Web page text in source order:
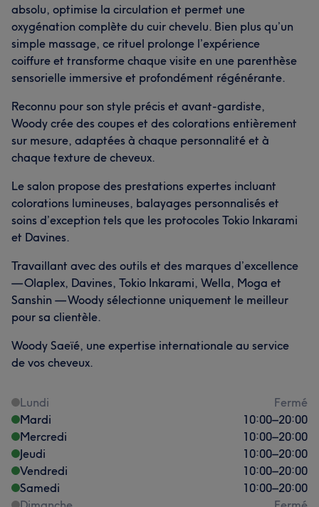
absolu, optimise la circulation et permet une
oxygénation complète du cuir chevelu. Bien plus qu’un
simple massage, ce rituel prolonge l’expérience
coiffure et transforme chaque visite en une parenthèse
sensorielle immersive et profondément régénérante.
Reconnu pour son style précis et avant-gardiste,
Woody crée des coupes et des colorations entièrement
sur mesure, adaptées à chaque personnalité et à
chaque texture de cheveux.
Le salon propose des prestations expertes incluant
colorations lumineuses, balayages personnalisés et
soins d’exception tels que les protocoles Tokio Inkarami
et Davines.
Travaillant avec des outils et des marques d’excellence
— Olaplex, Davines, Tokio Inkarami, Wella, Moga et
Sanshin — Woody sélectionne uniquement le meilleur
pour sa clientèle.
Woody Saeïé, une expertise internationale au service
de vos cheveux.
Lundi
Fermé
Mardi
10:00–20:00
Mercredi
10:00–20:00
Jeudi
10:00–20:00
Vendredi
10:00–20:00
Samedi
10:00–20:00